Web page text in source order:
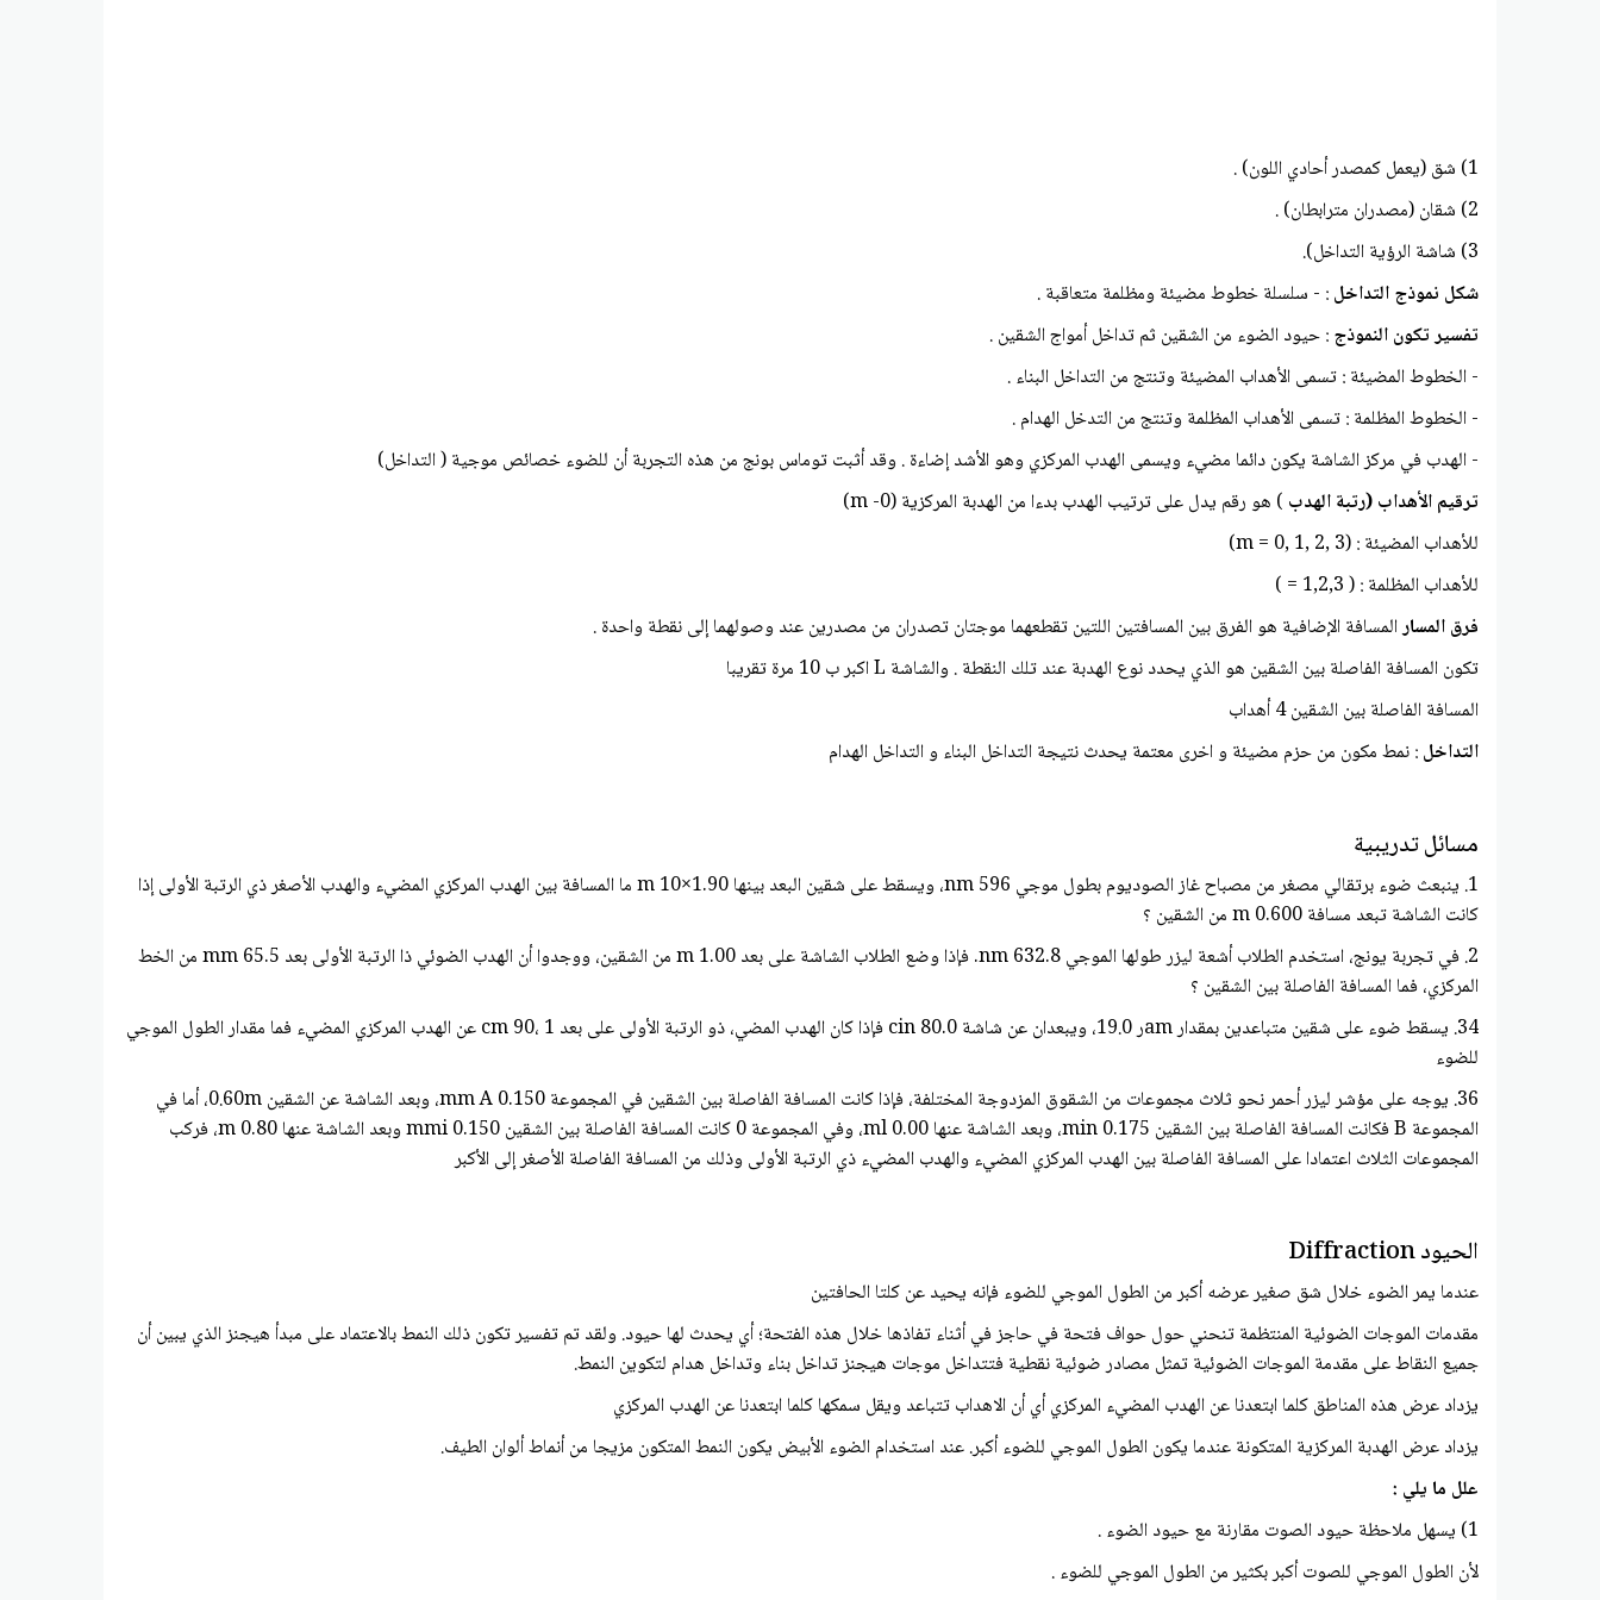
1) شق (يعمل كمصدر أحادي اللون) .
2) شقان (مصدران مترابطان) .
3) شاشة الرؤية التداخل).
شكل نموذج التداخل: - سلسلة خطوط مضيئة ومظلمة متعاقبة .
تفسير تكون النموذج: حيود الضوء من الشقين ثم تداخل أمواج الشقين .
- الخطوط المضيئة : تسمى الأهداب المضيئة وتنتج من التداخل البناء .
- الخطوط المظلمة : تسمى الأهداب المظلمة وتنتج من التدخل الهدام .
- الهدب في مركز الشاشة يكون دائما مضيء ويسمى الهدب المركزي وهو الأشد إضاءة . وقد أثبت توماس بونج من هذه التجربة أن للضوء خصائص موجية ( التداخل)
ترقيم الأهداب (رتبة الهدب ) هو رقم يدل على ترتيب الهدب بدءا من الهدبة المركزية (0- m)
للأهداب المضيئة : (3 ,2 ,1 ,0 = m)
للأهداب المظلمة : ( 1,2,3 = )
فرق المسارالمسافة الإضافية هو الفرق بين المسافتين اللتين تقطعهما موجتان تصدران من مصدرين عند وصولهما إلى نقطة واحدة .
تكون المسافة الفاصلة بين الشقين هو الذي يحدد نوع الهدبة عند تلك النقطة . والشاشة L اكبر ب 10 مرة تقريبا
المسافة الفاصلة بين الشقين 4 أهداب
التداخل: نمط مكون من حزم مضيئة و اخرى معتمة يحدث نتيجة التداخل البناء و التداخل الهدام
مسائل تدريبية
1. ينبعث ضوء برتقالي مصغر من مصباح غاز الصوديوم بطول موجي nm 596، ويسقط على شقين البعد بينها m 10×1.90 ما المسافة بين الهدب المركزي المضيء والهدب الأصغر ذي الرتبة الأولى إذا
كانت الشاشة تبعد مسافة m 0.600 من الشقين ؟
2. في تجربة يونج، استخدم الطلاب أشعة ليزر طولها الموجي nm 632.8. فإذا وضع الطلاب الشاشة على بعد m 1.00 من الشقين، ووجدوا أن الهدب الضوئي ذا الرتبة الأولى بعد mm 65.5 من الخط
المركزي، فما المسافة الفاصلة بين الشقين ؟
34. يسقط ضوء على شقين متباعدين بمقدار amر 19.0، ويبعدان عن شاشة cin 80.0 فإذا كان الهدب المضي، ذو الرتبة الأولى على بعد cm 90، 1 عن الهدب المركزي المضيء فما مقدار الطول الموجي
للضوء
36. يوجه على مؤشر ليزر أحمر نحو ثلاث مجموعات من الشقوق المزدوجة المختلفة، فإذا كانت المسافة الفاصلة بين الشقين في المجموعة mm A 0.150، وبعد الشاشة عن الشقين 0.60m، أما في
المجموعة B فكانت المسافة الفاصلة بين الشقين min 0.175، وبعد الشاشة عنها ml 0.00، وفي المجموعة 0 كانت المسافة الفاصلة بين الشقين mmi 0.150 وبعد الشاشة عنها m 0.80، فركب
المجموعات الثلاث اعتمادا على المسافة الفاصلة بين الهدب المركزي المضيء والهدب المضيء ذي الرتبة الأولى وذلك من المسافة الفاصلة الأصغر إلى الأكبر
الحيود Diffraction
عندما يمر الضوء خلال شق صغير عرضه أكبر من الطول الموجي للضوء فإنه يحيد عن كلتا الحافتين
مقدمات الموجات الضوئية المنتظمة تنحني حول حواف فتحة في حاجز في أثناء تفاذها خلال هذه الفتحة؛ أي يحدث لها حيود. ولقد تم تفسير تكون ذلك النمط بالاعتماد على مبدأ هيجنز الذي يبين أن
جميع النقاط على مقدمة الموجات الضوئية تمثل مصادر ضوئية نقطية فتتداخل موجات هيجنز تداخل بناء وتداخل هدام لتكوين النمط.
يزداد عرض هذه المناطق كلما ابتعدنا عن الهدب المضيء المركزي أي أن الاهداب تتباعد ويقل سمكها كلما ابتعدنا عن الهدب المركزي
يزداد عرض الهدبة المركزية المتكونة عندما يكون الطول الموجي للضوء أكبر. عند استخدام الضوء الأبيض يكون النمط المتكون مزيجا من أنماط ألوان الطيف.
علل ما يلي :
1) يسهل ملاحظة حيود الصوت مقارنة مع حيود الضوء .
لأن الطول الموجي للصوت أكبر بكثير من الطول الموجي للضوء .